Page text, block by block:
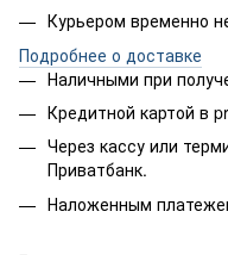
Курьером временно
Подробнее о доставке
Наличными при
Кредитной картой в
Через кассу или
Приватбанк.
Наложенным